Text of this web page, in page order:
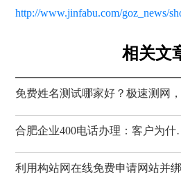
http://www.jinfabu.com/goz_news/
相关文
合肥企业400